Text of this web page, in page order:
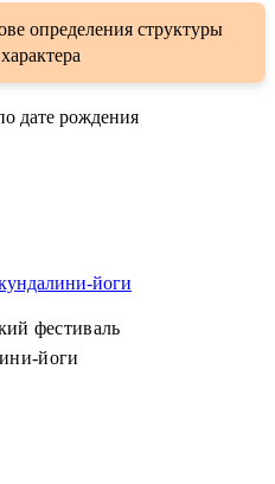
определения структуры
дате рождения
фестиваль
йоги